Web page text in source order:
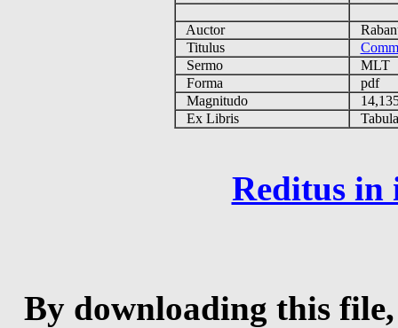
Auctor
Titulus
Sermo
MLT
Forma
pdf
Magnitudo
Ex Libris
Reditus in
By downloading this